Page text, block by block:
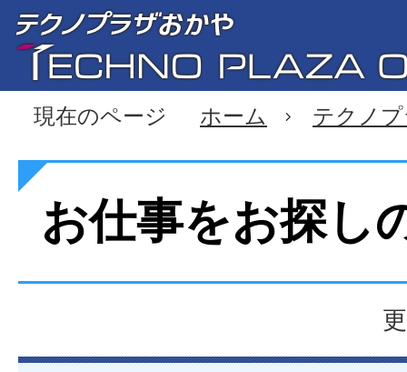
現在のページ ホーム テクノ
お仕事をお探し